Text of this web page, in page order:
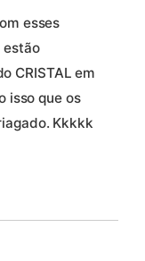
esses
estão
CRISTAL em
isso que os
Kkkkk